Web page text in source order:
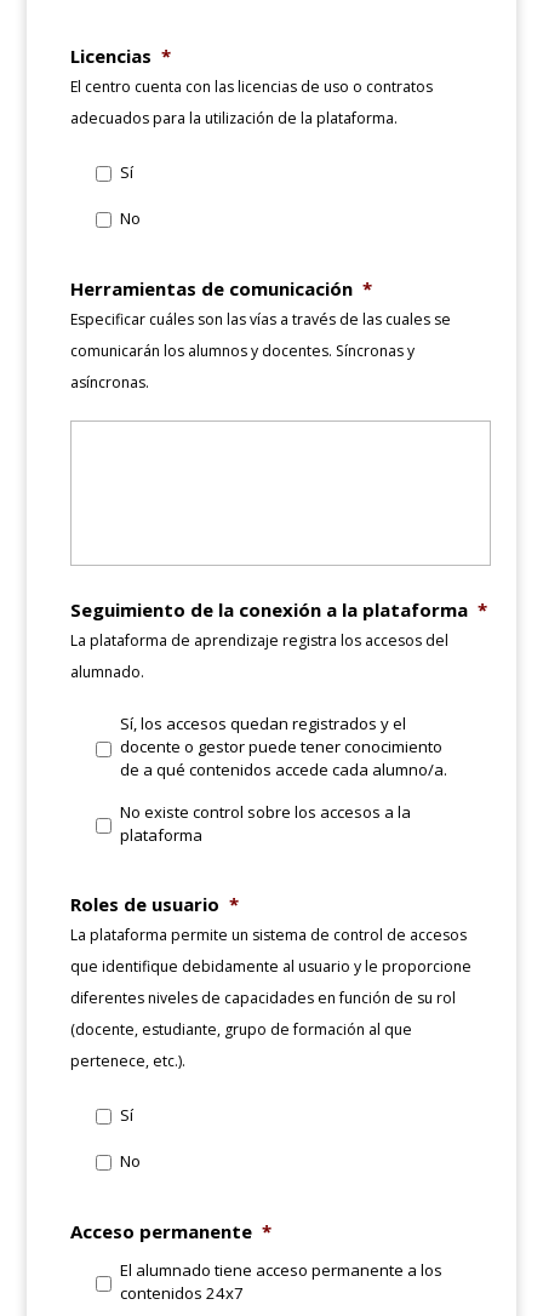
Licencias *
El centro cuenta con las licencias de uso o contratos
adecuados para la utilización de la plataforma.
Sí
No
Herramientas de comunicación *
Especificar cuáles son las vías a través de las cuales se
comunicarán los alumnos y docentes. Síncronas y
asíncronas.
Seguimiento de la conexión a la plataforma *
La plataforma de aprendizaje registra los accesos del
alumnado.
Sí, los accesos quedan registrados y el
docente o gestor puede tener conocimiento
de a qué contenidos accede cada alumno/a.
No existe control sobre los accesos a la
plataforma
Roles de usuario *
La plataforma permite un sistema de control de accesos
que identifique debidamente al usuario y le proporcione
diferentes niveles de capacidades en función de su rol
(docente, estudiante, grupo de formación al que
pertenece, etc.).
Sí
No
Acceso permanente *
El alumnado tiene acceso permanente a los
contenidos 24x7